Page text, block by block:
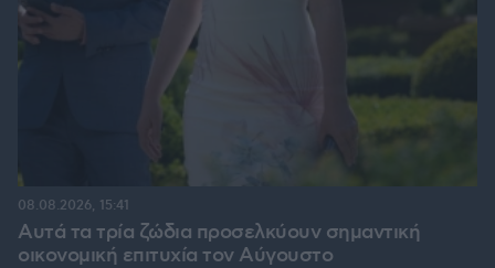
Αυτά τα τρία ζώδια προσελκύουν σημαντική
οικονομική επιτυχία τον Αύγουστο
08.08.2026, 15:41